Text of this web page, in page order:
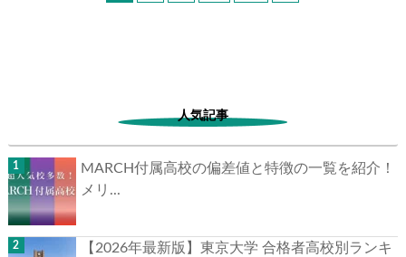
人気記事
MARCH付属高校の偏差値と特徴の一覧を紹介！
メリ...
【2026年最新版】東京大学 合格者高校別ランキ